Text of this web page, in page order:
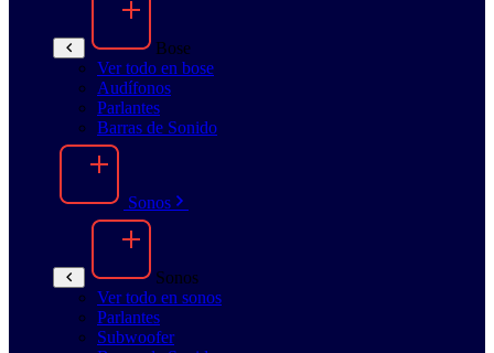
Bose
Ver todo en bose
Audífonos
Parlantes
Barras de Sonido
Sonos
Sonos
Ver todo en sonos
Parlantes
Subwoofer